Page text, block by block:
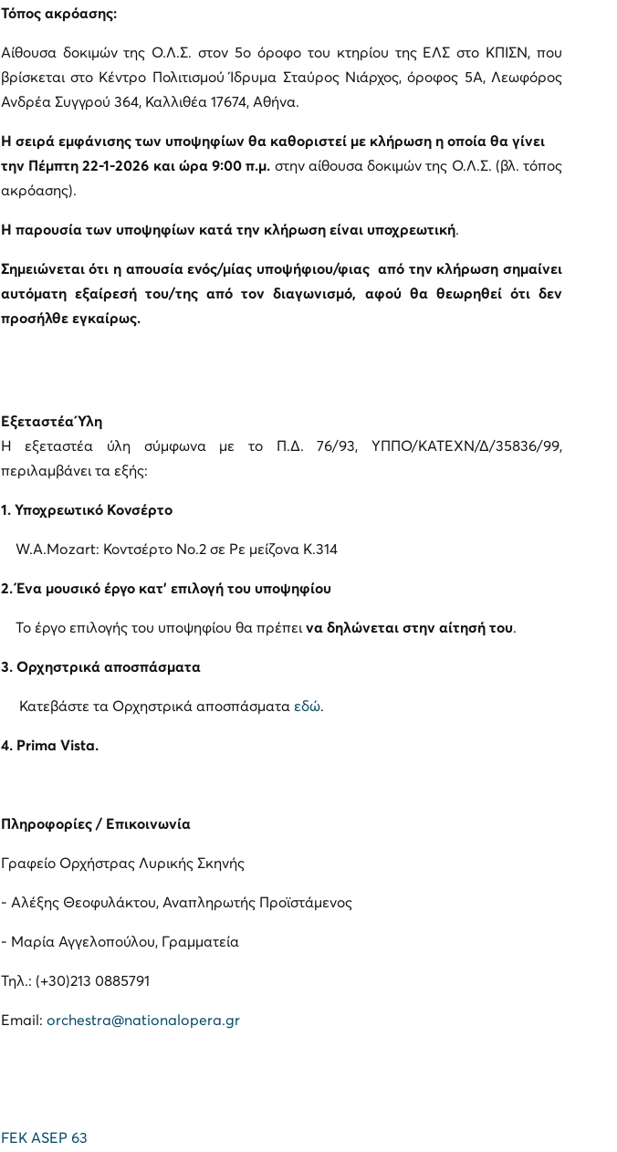
Τόπος ακρόασης:
Αίθουσα δοκιμών της Ο.Λ.Σ. στον 5ο όροφο του κτηρίου της ΕΛΣ στο ΚΠΙΣΝ, που
βρίσκεται στο Κέντρο Πολιτισμού Ίδρυμα Σταύρος Νιάρχος, όροφος 5Α, Λεωφόρος
Ανδρέα Συγγρού 364, Καλλιθέα 17674, Αθήνα.
H σειρά εμφάνισης των υποψηφίων θα καθοριστεί με κλήρωση η οποία θα γίνει
την Πέμπτη22-1-2026 και ώρα 9:00 π.μ. στην αίθουσα δοκιμών της Ο.Λ.Σ. (βλ. τόπος
ακρόασης).
Η παρουσία των υποψηφίων κατά την κλήρωση είναι υποχρεωτική.
Σημειώνεται ότι η απουσία ενός/μίας υποψήφιου/φιας από την κλήρωση σημαίνει
αυτόματη εξαίρεσή του/της από τον διαγωνισμό, αφού θα θεωρηθεί ότι δεν
προσήλθε εγκαίρως.
Εξεταστέα Ύλη
Η εξεταστέα ύλη σύμφωνα με το Π.Δ. 76/93, ΥΠΠΟ/ΚΑΤΕΧΝ/Δ/35836/99,
περιλαμβάνει τα εξής:
1. Υποχρεωτικό Κονσέρτο
W.A.Mozart: Κοντσέρτο Νο.2 σε Ρε μείζονα Κ.314
2. Ένα μουσικό έργο κατ’ επιλογή του υποψηφίου
Το έργο επιλογής του υποψηφίου θα πρέπει να δηλώνεται στην αίτησή του.
3. Ορχηστρικά αποσπάσματα
Κατεβάστε τα Ορχηστρικά αποσπάσματα εδώ.
4.Prima Vista.
Πληροφορίες / Επικοινωνία
Γραφείο Ορχήστρας Λυρικής Σκηνής
- Αλέξης Θεοφυλάκτου, Αναπληρωτής Προϊστάμενος
- Μαρία Αγγελοπούλου, Γραμματεία
Τηλ.: (+30)213 0885791
Email: orchestra@nationalopera.gr
FEK ASEP 63